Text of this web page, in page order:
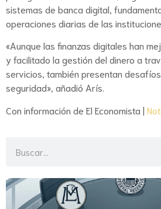
sistemas de banca digital,
operaciones diarias de las
«Aunque las finanzas digitales han
y facilitado la gestión del dinero a
servicios, también presentan
seguridad», añadió Arís.
Con información de El Economista |